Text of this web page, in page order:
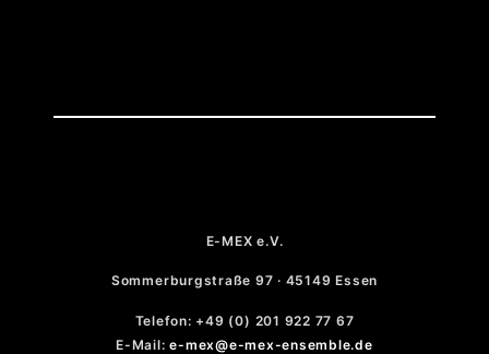
E-MEX e.V.
Sommerburgstraße 97 · 45149 Essen
Telefon: +49 (0) 201 922 77 67
E-Mail:e-mex@e-mex-ensemble.de